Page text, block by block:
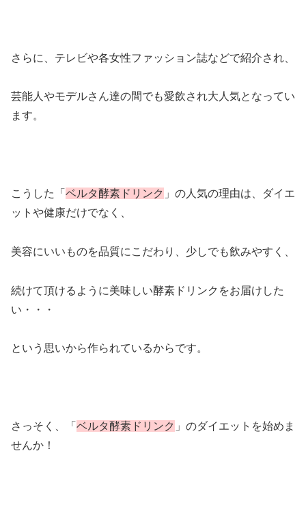
さらに、テレビや各女性ファッション誌などで紹介され、
芸能人やモデルさん達の間でも愛飲され大人気となってい
ます。
こうした「 ベルタ酵素ドリンク 」の人気の理由は、ダイエ
ットや健康だけでなく、
美容にいいものを品質にこだわり、少しでも飲みやすく、
続けて頂けるように美味しい酵素ドリンクをお届けした
い・・・
という思いから作られているからです。
さっそく、「 ベルタ酵素ドリンク 」のダイエットを始めま
せんか！